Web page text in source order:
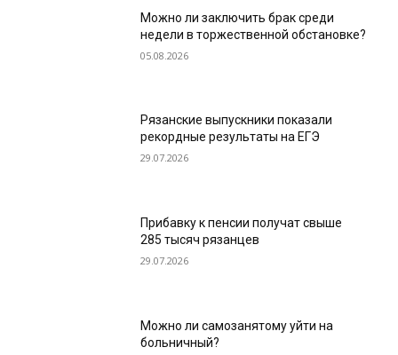
Можно ли заключить брак среди
недели в торжественной обстановке?
05.08.2026
Рязанские выпускники показали
рекордные результаты на ЕГЭ
29.07.2026
Прибавку к пенсии получат свыше
285 тысяч рязанцев
29.07.2026
Можно ли самозанятому уйти на
больничный?